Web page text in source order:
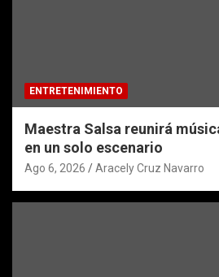
ENTRETENIMIENTO
Maestra Salsa reunirá
en un solo escenario
Ago 6, 2026 Aracely Cruz Navarro